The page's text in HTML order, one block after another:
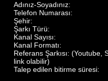
Adınız-Soyadınız:
Telefon Numarası:
Şehir:
Şarkı Türü:
Kanal Sayısı:
Kanal Formatı:
Referans Şarkısı: (Youtube,
link olabilir)
Talep edilen bitirme süresi: